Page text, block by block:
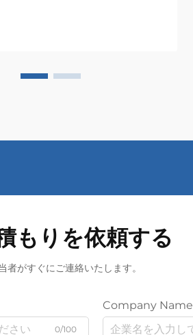
もりを依頼する
者がすぐにご連絡いたします。
0/100
Company Name